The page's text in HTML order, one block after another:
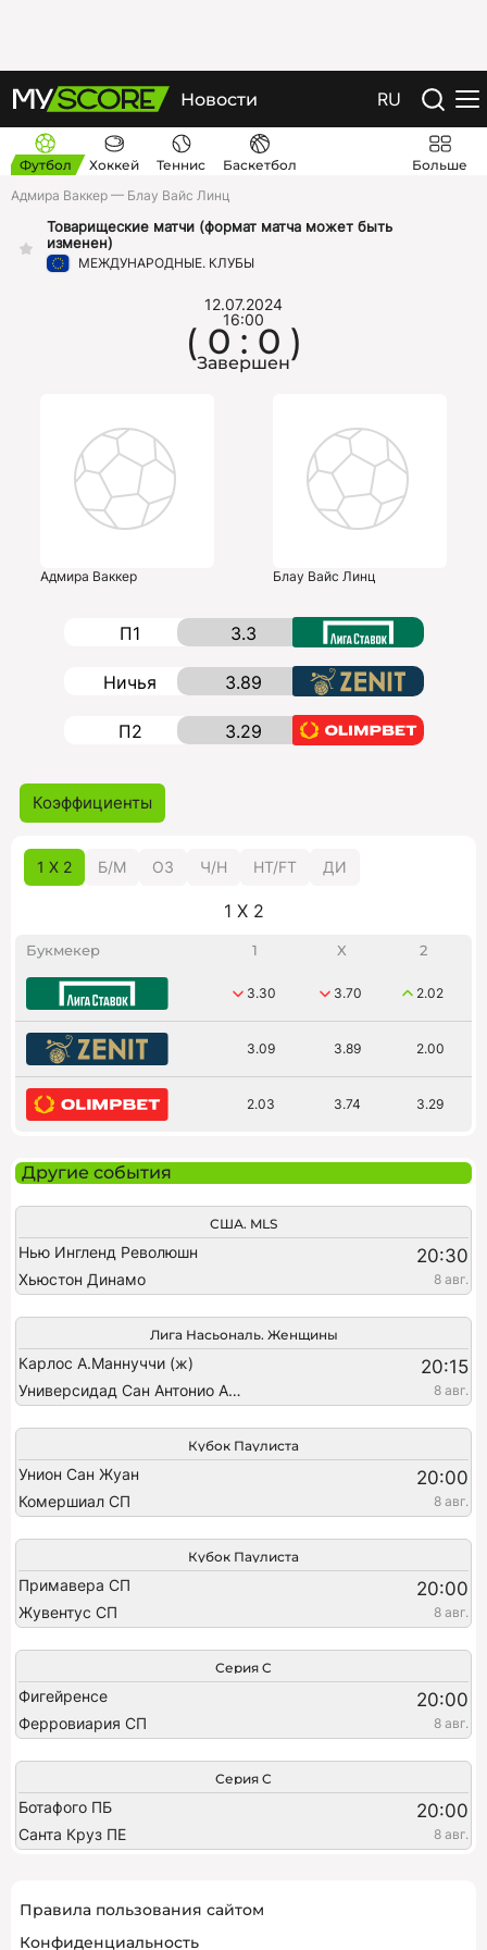
Новости RU
Футбол Хоккей Теннис Баскетбол
Больше
Адмира Ваккер — Блау Вайс Линц
МЕЖДУНАРОДНЫЕ. КЛУБЫ
Товарищеские матчи (формат матча может быть
изменeн)
Адмира Ваккер
12.07.2024
16:00
( 0 : 0 )
Завершен
Блау Вайс Линц
П1 3.3
Ничья 3.89
П2 3.29
Коэффициенты
1 X 2 Б/M ОЗ Ч/Н HT/FT ДИ
1 X 2
Букмекер 1 X 2
3.30 3.70 2.02
3.09 3.89 2.00
2.03 3.74 3.29
Другие события
США. MLS
Нью Ингленд Революшн 20:30
Хьюстон Динамо 8 авг.
Лига Насьональ. Женщины
Карлос А.Маннуччи (ж) 20:15
Универсидад Сан Антонио Абад (ж) 8 авг.
Кубок Паулиста
Унион Сан Жуан 20:00
Комершиал СП 8 авг.
Кубок Паулиста
Примавера СП 20:00
Жувентус СП 8 авг.
Серия C
Фигейренсе 20:00
Ферровиария СП 8 авг.
Серия C
Ботафого ПБ 20:00
Санта Круз ПЕ 8 авг.
Правила пользования сайтом
Конфиденциальность